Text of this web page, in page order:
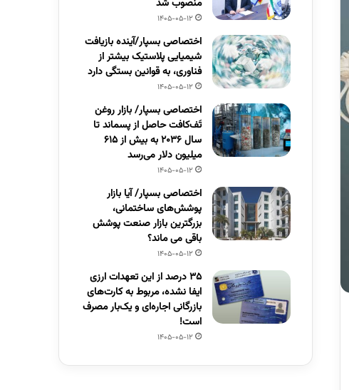
منصوب شد
1405-05-12
اختصاصی بسپار/آینده بازیافت
شیمیایی پلاستیک بیشتر از
فناوری، به قوانین بستگی دارد
1405-05-12
اختصاصی بسپار/ بازار روغن
تَف‌کافت حاصل از پسماند تا
سال ۲۰۳۶ به بیش از ۶۱۵
میلیون دلار می‌رسد
1405-05-12
اختصاصی بسپار/ آیا بازار
پوشش‌های ساختمانی،
بزرگترین بازار صنعت پوشش
باقی می ماند؟
1405-05-12
۳۵ درصد از این تعهدات ارزی
ایفا نشده، مربوط به کارت‌های
بازرگانی اجاره‌ای و یک‌بار مصرف
است!
1405-05-12